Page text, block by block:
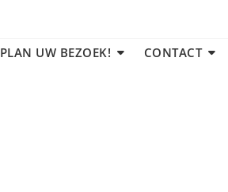
PLAN UW BEZOEK! CONTACT